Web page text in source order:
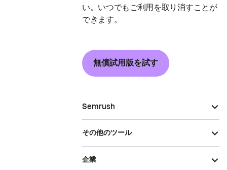
い。いつでもご利用を取り消すことが
できます。
無償試用版を試す
Semrush
その他のツール
企業